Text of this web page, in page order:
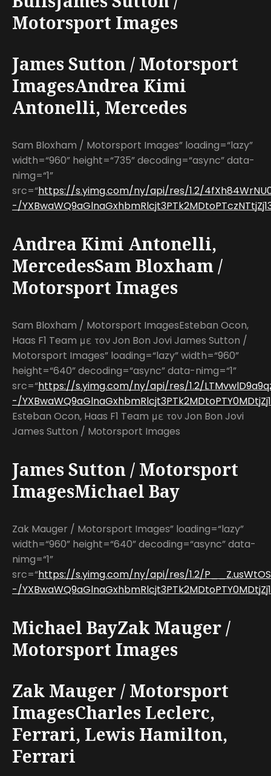
Motorsport Images
James Sutton / Motorsport
ImagesAndrea Kimi
Antonelli, Mercedes
Sam Bloxham / Motorsport Images” loading=“lazy”
width=“960” height=“735” decoding=“async” data-
nimg=“1”
src=“https://s.yimg.com/ny/api/res/1.2/
-/
Andrea Kimi Antonelli,
MercedesSam Bloxham /
Motorsport Images
Sam Bloxham / Motorsport ImagesEsteban Ocon,
Haas F1 Team με τον Jon Bon Jovi James Sutton /
Motorsport Images” loading=“lazy” width=“960”
height=“640” decoding=“async” data-nimg=“1”
src=“https://s.yimg.com/ny/api/res/1.2/
-/
Esteban Ocon, Haas F1 Team με τον Jon Bon Jovi
James Sutton / Motorsport Images
James Sutton / Motorsport
ImagesMichael Bay
Zak Mauger / Motorsport Images” loading=“lazy”
width=“960” height=“640” decoding=“async” data-
nimg=“1”
src=“https://s.yimg.com/ny/api/res/1.2/
-/
Michael BayZak Mauger /
Motorsport Images
Zak Mauger / Motorsport
ImagesCharles Leclerc,
Ferrari, Lewis Hamilton,
Ferrari